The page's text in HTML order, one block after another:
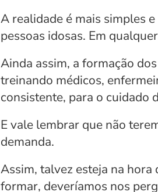
A realidade é mais simples
pessoas idosas. Em
Ainda assim, a formação
treinando médicos,
consistente, para o cuidado
E vale lembrar que não
demanda.
Assim, talvez esteja na
formar, deveríamos nos